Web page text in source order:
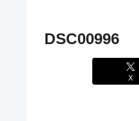
DSC00996
X